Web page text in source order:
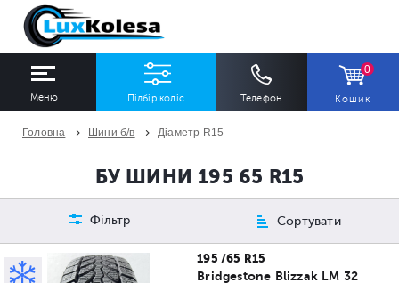
Меню Підбір коліс Телефон
0
Кошик
Всі Всі
Діаметр
Всі
Головна Шини б/в Діаметр R15
БУ ШИНИ 195 65 R15
Фільтр Сортувати
195 /65 R15
Bridgestone Blizzak LM 32